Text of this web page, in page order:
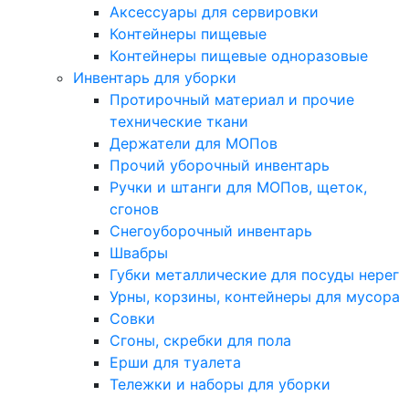
Аксессуары для сервировки
Контейнеры пищевые
Контейнеры пищевые одноразовые
Инвентарь для уборки
Протирочный материал и прочие
технические ткани
Держатели для МОПов
Прочий уборочный инвентарь
Ручки и штанги для МОПов, щеток,
сгонов
Снегоуборочный инвентарь
Швабры
Губки металлические для посуды нерег
Урны, корзины, контейнеры для мусора
Совки
Сгоны, скребки для пола
Ерши для туалета
Тележки и наборы для уборки